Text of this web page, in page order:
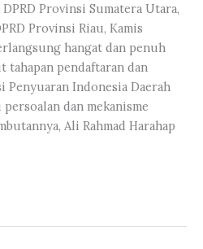
Provinsi Sumatera Utara,
Provinsi Riau, Kamis
hangat dan penuh
pendaftaran dan
Indonesia Daerah
dan mekanisme
Ali Rahmad Harahap